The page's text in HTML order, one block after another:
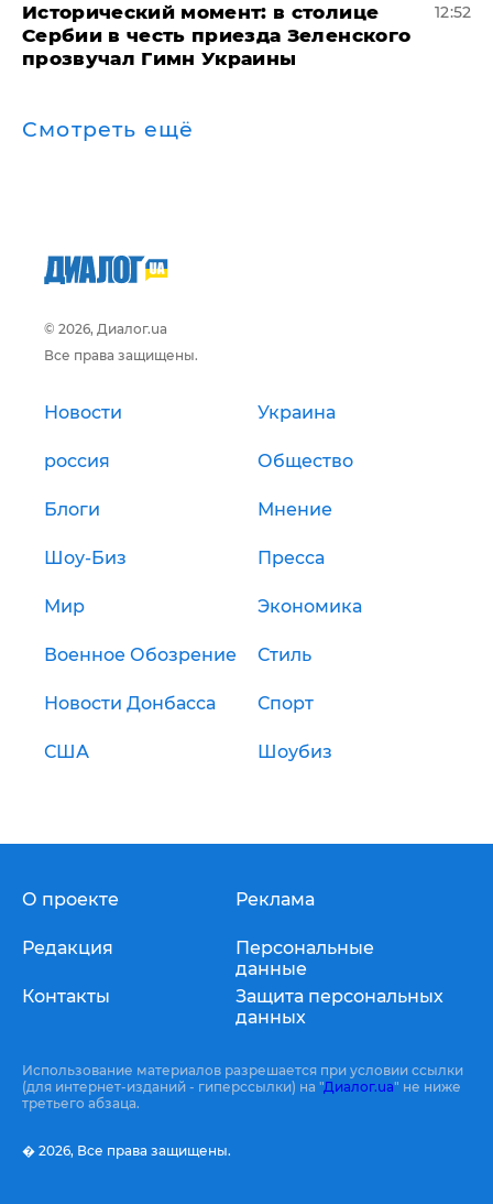
Исторический момент: в столице
Сербии в честь приезда Зеленского
прозвучал Гимн Украины
12:52
Смотреть ещё
© 2026, Диалог.ua
Все права защищены.
Новости Украина
россия Общество
Блоги Мнение
Шоу-Биз Пресса
Мир Экономика
Военное Обозрение Стиль
Новости Донбасса Спорт
США Шоубиз
О проекте
Редакция
Контакты
Реклама
Персональные
данные
Защита персональных
данных
Использование материалов разрешается при условии ссылки
(для интернет-изданий - гиперссылки) на "Диалог.ua" не ниже
третьего абзаца.
� 2026, Все права защищены.